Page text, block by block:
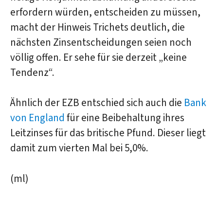
erfordern würden, entscheiden zu müssen,
macht der Hinweis Trichets deutlich, die
nächsten Zinsentscheidungen seien noch
völlig offen. Er sehe für sie derzeit „keine
Tendenz“.
Ähnlich der EZB entschied sich auch die Bank
von England für eine Beibehaltung ihres
Leitzinses für das britische Pfund. Dieser liegt
damit zum vierten Mal bei 5,0%.
(ml)